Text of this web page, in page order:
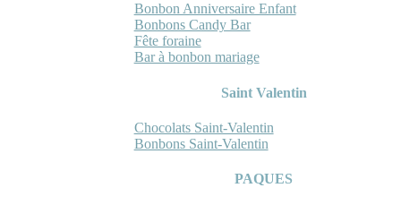
Bonbon Anniversaire Enfant
Bonbons Candy Bar
Fête foraine
Bar à bonbon mariage
Saint Valentin
Chocolats Saint-Valentin
Bonbons Saint-Valentin
PAQUES